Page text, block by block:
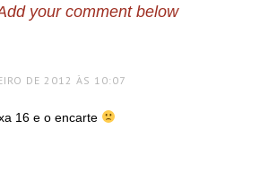
your comment below
DE 2012 ÀS 10:07
16 e o encarte